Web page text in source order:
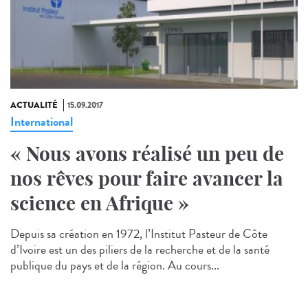
ACTUALITÉ 15.09.2017
International
« Nous avons réalisé un peu de
nos rêves pour faire avancer la
science en Afrique »
Depuis sa création en 1972, l’Institut Pasteur de Côte
d’Ivoire est un des piliers de la recherche et de la santé
publique du pays et de la région. Au cours...